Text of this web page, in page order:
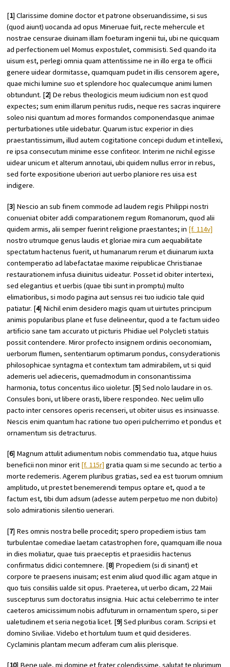
[1] Clarissime domine doctor et patrone obseruandissime, si sus
(quod aiunt) uocanda ad opus Mineruae fuit, recte mehercule et
nostrae censurae diuinam illam foeturam ingenii tui, ubi ne quicquam
ad perfectionem uel Momus expostulet, commisisti. Sed quando ita
uisum est, perlegi omnia quam attentissime ne in illo erga te officii
genere uidear dormitasse, quamquam pudet in illis censorem agere,
quae michi lumine suo et splendore hoc qualecumque animi lumen
obtundunt. [2] De rebus theologicis meum iudicium non est quod
expectes; sum enim illarum penitus rudis, neque res sacras inquirere
soleo nisi quantum ad mores formandos componendasque animae
perturbationes utile uidebatur. Quarum istuc experior in dies
praestantissimum, illud autem cogitatione concepi dudum et intellexi,
re ipsa consecutum minime esse confiteor. Interim ne nichil egisse
uidear unicum et alterum annotaui, ubi quidem nullus error in rebus,
sed forte expositione uberiori aut uerbo planiore res uisa est
indigere.
[3] Nescio an sub finem commode ad laudem regis Philippi nostri
conueniat obiter addi comparationem regum Romanorum, quod alii
quidem armis, alii semper fuerint religione praestantes; in [f. 114v]
nostro utrumque genus laudis et gloriae mira cum aequabilitate
spectatum hactenus fuerit, ut humanarum rerum et diuinarum iuxta
contemperatio ad labefactatae maxime reipublicae Christianae
restaurationem infusa diuinitus uideatur. Posset id obiter intertexi,
sed elegantius et uerbis (quae tibi sunt in promptu) multo
elimatioribus, si modo pagina aut sensus rei tuo iudicio tale quid
patiatur. [4] Nichil enim desidero magis quam ut uirtutes principum
animis popularibus plane et fuse delineentur, quod a te factum uideo
artificio sane tam accurato ut picturis Phidiae uel Polycleti statuis
possit contendere. Miror profecto insignem ordinis oeconomiam,
uerborum flumen, sententiarum optimarum pondus, consyderationis
philosophicae syntagma et contextum tam admirabilem, ut si quid
ademeris uel adieceris, quemadmodum in consonantissima
harmonia, totus concentus ilico uioletur. [5] Sed nolo laudare in os.
Consules boni, ut libere orasti, libere respondeo. Nec uelim ullo
pacto inter censores operis recenseri, ut obiter uisus es insinuasse.
Nescis enim quantum hac ratione tuo operi pulcherrimo et pondus et
ornamentum sis detracturus.
[6] Magnum attulit adiumentum nobis commendatio tua, atque huius
beneficii non minor erit [f. 115r] gratia quam si me secundo ac tertio a
morte redemeris. Agerem pluribus gratias, sed ea est tuorum omnium
amplitudo, ut prestet benemerendi tempus optare et, quod a te
factum est, tibi dum adsum (adesse autem perpetuo me non dubito)
solo admirationis silentio uenerari.
[7] Res omnis nostra belle procedit; spero propediem istius tam
turbulentae comediae laetam catastrophen fore, quamquam ille noua
in dies moliatur, quae tuis praeceptis et praesidiis hactenus
confirmatus didici contemnere. [8] Propediem (si di sinant) et
corpore te praesens inuisam; est enim aliud quod illic agam atque in
quo tuis consiliis ualde sit opus. Praeterea, ut uerbo dicam, 22 Maii
suscepturus sum doctoratus insignia. Huic actui celeberrimo te inter
caeteros amicissimum nobis adfuturum in ornamentum spero, si per
ualetudinem et seria negotia licet. [9] Sed pluribus coram. Scripsi et
domino Siviliae. Videbo et hortulum tuum et quid desideres.
Cyclaminis plantam mecum adferam cum aliis plerisque.
[10] Bene uale, mi domine et frater colendissime, salutat te plurimum